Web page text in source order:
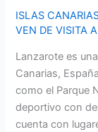
ISLAS
VEN DE VISITA
Lanzarote es
Canarias,
como el Parque
deportivo con
cuenta con